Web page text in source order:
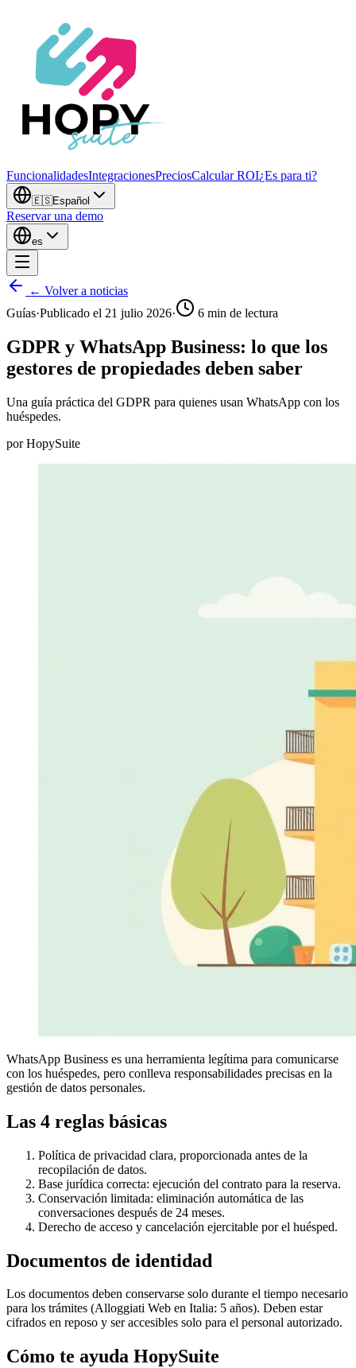
FuncionalidadesIntegracionesPreciosCalcular ROI¿Es para ti?
🇪🇸Español
Reservar una demo
es
← Volver a noticias
Guías·Publicado el 21 julio 2026· 6 min de lectura
GDPR y WhatsApp Business: lo que los
gestores de propiedades deben saber
Una guía práctica del GDPR para quienes usan WhatsApp con los
huéspedes.
por HopySuite
WhatsApp Business es una herramienta legítima para comunicarse
con los huéspedes, pero conlleva responsabilidades precisas en la
gestión de datos personales.
Las 4 reglas básicas
Política de privacidad clara, proporcionada antes de la
recopilación de datos.
Base jurídica correcta: ejecución del contrato para la reserva.
Conservación limitada: eliminación automática de las
conversaciones después de 24 meses.
Derecho de acceso y cancelación ejercitable por el huésped.
Documentos de identidad
Los documentos deben conservarse solo durante el tiempo necesario
para los trámites (Alloggiati Web en Italia: 5 años). Deben estar
cifrados en reposo y ser accesibles solo para el personal autorizado.
Cómo te ayuda HopySuite